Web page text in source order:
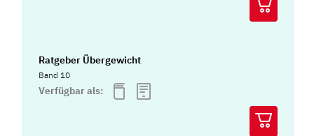
Ratgeber Übergewicht
Band 10
Verfügbar als: